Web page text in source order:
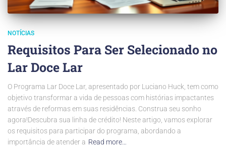
NOTÍCIAS
Requisitos Para Ser Selecionado no
Lar Doce Lar
O Programa Lar Doce Lar, apresentado por Luciano Huck, tem como
objetivo transformar a vida de pessoas com histórias impactantes
através de reformas em suas residências. Construa seu sonho
agora!Descubra sua linha de crédito! Neste artigo, vamos explorar
os requisitos para participar do programa, abordando a
importância de atender a Read more…